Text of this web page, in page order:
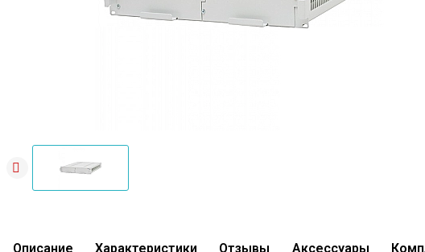
Описание Характеристики Отзывы Аксессуары